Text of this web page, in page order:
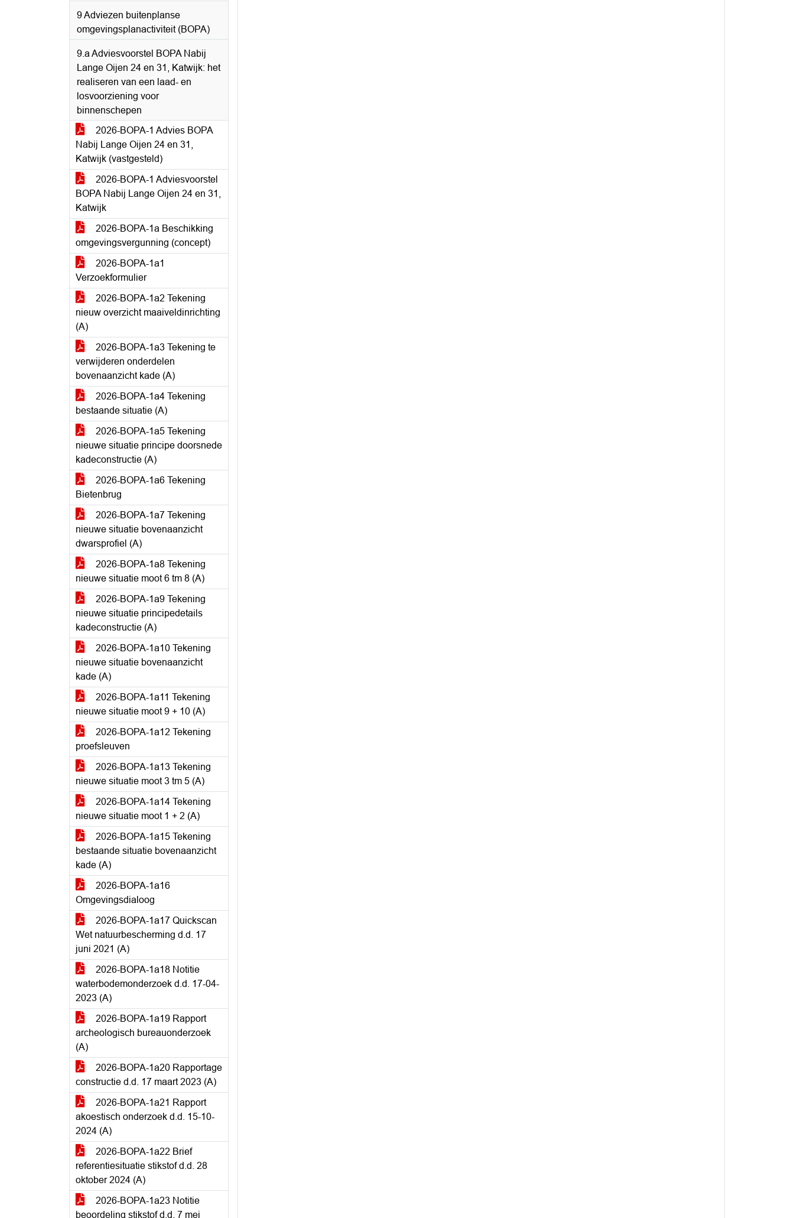
9 Adviezen buitenplanse
omgevingsplanactiviteit (BOPA)
9.a Adviesvoorstel BOPA Nabij
Lange Oijen 24 en 31, Katwijk: het
realiseren van een laad- en
losvoorziening voor
binnenschepen
2026-BOPA-1 Advies BOPA
Nabij Lange Oijen 24 en 31,
Katwijk (vastgesteld)
2026-BOPA-1 Adviesvoorstel
BOPA Nabij Lange Oijen 24 en 31,
Katwijk
2026-BOPA-1a Beschikking
omgevingsvergunning (concept)
2026-BOPA-1a1
Verzoekformulier
2026-BOPA-1a2 Tekening
nieuw overzicht maaiveldinrichting
(A)
2026-BOPA-1a3 Tekening te
verwijderen onderdelen
bovenaanzicht kade (A)
2026-BOPA-1a4 Tekening
bestaande situatie (A)
2026-BOPA-1a5 Tekening
nieuwe situatie principe doorsnede
kadeconstructie (A)
2026-BOPA-1a6 Tekening
Bietenbrug
2026-BOPA-1a7 Tekening
nieuwe situatie bovenaanzicht
dwarsprofiel (A)
2026-BOPA-1a8 Tekening
nieuwe situatie moot 6 tm 8 (A)
2026-BOPA-1a9 Tekening
nieuwe situatie principedetails
kadeconstructie (A)
2026-BOPA-1a10 Tekening
nieuwe situatie bovenaanzicht
kade (A)
2026-BOPA-1a11 Tekening
nieuwe situatie moot 9 + 10 (A)
2026-BOPA-1a12 Tekening
proefsleuven
2026-BOPA-1a13 Tekening
nieuwe situatie moot 3 tm 5 (A)
2026-BOPA-1a14 Tekening
nieuwe situatie moot 1 + 2 (A)
2026-BOPA-1a15 Tekening
bestaande situatie bovenaanzicht
kade (A)
2026-BOPA-1a16
Omgevingsdialoog
2026-BOPA-1a17 Quickscan
Wet natuurbescherming d.d. 17
juni 2021 (A)
2026-BOPA-1a18 Notitie
waterbodemonderzoek d.d. 17-04-
2023 (A)
2026-BOPA-1a19 Rapport
archeologisch bureauonderzoek
(A)
2026-BOPA-1a20 Rapportage
constructie d.d. 17 maart 2023 (A)
2026-BOPA-1a21 Rapport
akoestisch onderzoek d.d. 15-10-
2024 (A)
2026-BOPA-1a22 Brief
referentiesituatie stikstof d.d. 28
oktober 2024 (A)
2026-BOPA-1a23 Notitie
beoordeling stikstof d.d. 7 mei